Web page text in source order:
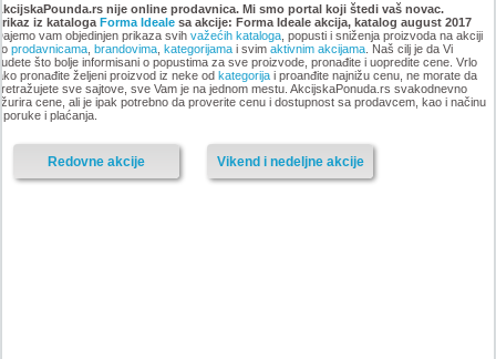
namestaja, akcija 6. novembar
do 9. decembar 2018
-istekla akcija-
oktobar 2018
-istekla akcija-
nije online prodavnica. Mi smo portal koji štedi vaš novac.
iz kataloga Forma Idealesa akcije: Forma Ideale akcija, katalog august 2017
vam objedinjen prikaza svih važećih kataloga, popusti i sniženja proizvoda na akciji
prodavnicama, brandovima, kategorijamai svim aktivnim akcijama. Naš cilj je da Vi
što bolje informisani o popustima za sve proizvode, pronađite i uopredite cene. Vrlo
pronađite željeni proizvod iz neke od kategorijai proanđite najnižu cenu, ne morate da
sve sajtove, sve Vam je na jednom mestu. AkcijskaPonuda.rs svakodnevno
cene, ali je ipak potrebno da proverite cenu i dostupnost sa prodavcem, kao i načinu
i plaćanja.
Vikend i nedeljne akcije
Redovne akcije